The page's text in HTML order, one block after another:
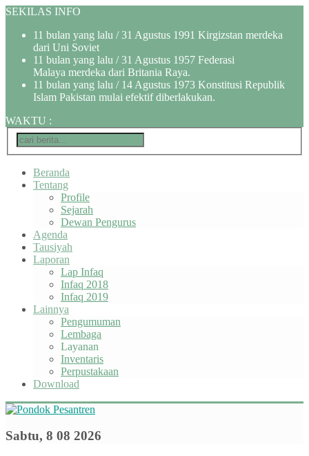
SEKILAS INFO
11 bulan yang lalu / 31 Agustus 1991 Kirgizstan merdeka
dari Uni Soviet
11 bulan yang lalu / 31 Agustus 1957 Federasi
Malaya merdeka dari Britania Raya.
11 bulan yang lalu / 14 Agustus 1973 Konstitusi Republik
Islam Pakistan mulai efektif diberlakukan.
WAKTU :
Beranda
Tentang
Profile
Sejarah
Dewan Pengurus
Agenda
Tausiyah
Laporan
Lap Infaq
Infaq 2018
Infaq 2019
Lainnya
Pengumuman
Lembaga
Layanan
Inventaris
Perpustakaan
Download
Sabtu, 8 08 2026